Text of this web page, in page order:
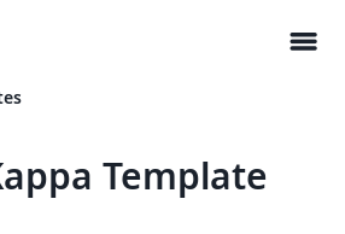
menu
Template